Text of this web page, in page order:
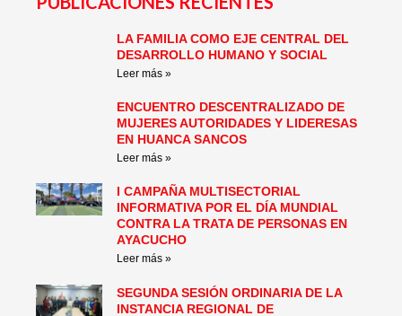
LA FAMILIA COMO EJE CENTRAL DEL
DESARROLLO HUMANO Y SOCIAL
Leer más »
ENCUENTRO DESCENTRALIZADO DE
MUJERES AUTORIDADES Y LIDERESAS
EN HUANCA SANCOS
Leer más »
I CAMPAÑA MULTISECTORIAL
INFORMATIVA POR EL DÍA MUNDIAL
CONTRA LA TRATA DE PERSONAS EN
AYACUCHO
Leer más »
SEGUNDA SESIÓN ORDINARIA DE LA
INSTANCIA REGIONAL DE
PagePagePagePagePagePage